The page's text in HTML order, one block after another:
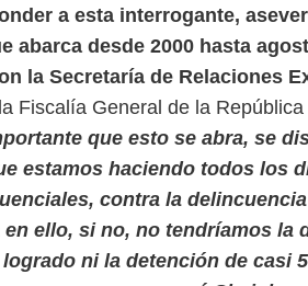
a esta interrogante,
abarca desde 2000 hasta
la Secretaría de Relaciones
Fiscalía General de la República
que esto se abra, se
estamos haciendo todos los
contra la
en ello, si no, no tendríamos la
ni la detención de casi